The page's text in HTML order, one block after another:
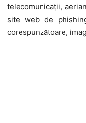
telecomunicații,
site web de
corespunzătoare,